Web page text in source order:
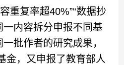
重复率超40%”“数据抄
一内容拆分申报不同基
批作者的研究成果，
金，又申报了教育部人